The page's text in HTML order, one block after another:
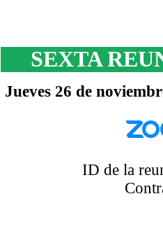
SEXTA
Jueves 26 de
ID de la